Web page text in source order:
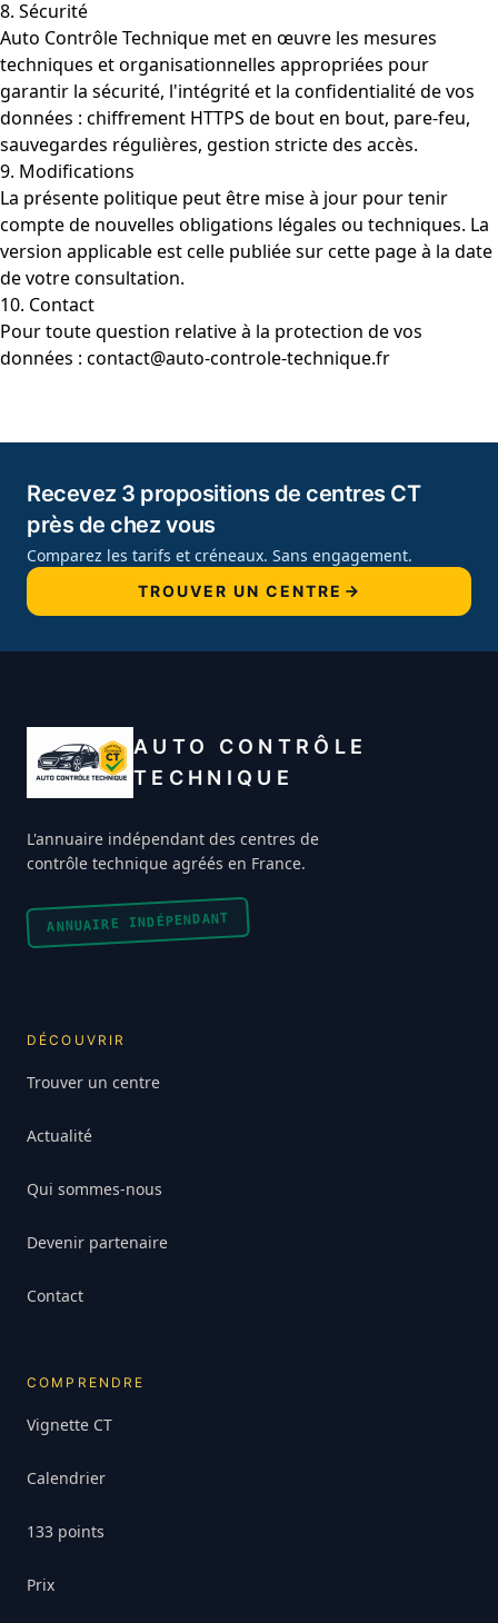
8. Sécurité
Auto Contrôle Technique met en œuvre les mesures
techniques et organisationnelles appropriées pour
garantir la sécurité, l'intégrité et la confidentialité de vos
données : chiffrement HTTPS de bout en bout, pare-feu,
sauvegardes régulières, gestion stricte des accès.
9. Modifications
La présente politique peut être mise à jour pour tenir
compte de nouvelles obligations légales ou techniques. La
version applicable est celle publiée sur cette page à la date
de votre consultation.
10. Contact
Pour toute question relative à la protection de vos
données : contact@auto-controle-technique.fr
Recevez 3 propositions de centres CT
près de chez vous
Comparez les tarifs et créneaux. Sans engagement.
TROUVER UN CENTRE
AUTO CONTRÔLE
TECHNIQUE
L'annuaire indépendant des centres de
contrôle technique agréés en France.
ANNUAIRE INDÉPENDANT
DÉCOUVRIR
Trouver un centre
Actualité
Qui sommes-nous
Devenir partenaire
Contact
COMPRENDRE
Vignette CT
Calendrier
133 points
Prix